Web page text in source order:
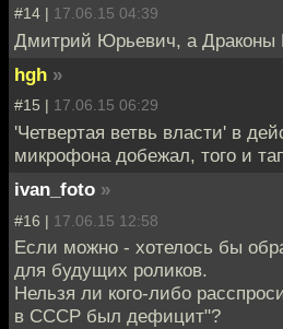
#14 | 17.06.15 04:39
Дмитрий Юрьевич, а Драконы
hgh »
#15 | 17.06.15 06:29
'Четвертая ветвь власти' в
микрофона добежал, того и
ivan_foto »
#16 | 17.06.15 12:58
Если можно - хотелось бы
для будущих роликов.
Нельзя ли кого-либо
в СССР был дефицит"?